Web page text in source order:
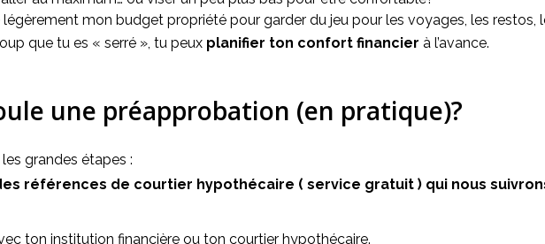
mon budget propriété pour garder du jeu pour les voyages, les restos,
que tu es « serré », tu peux planifier ton confort financier à l’avance.
une préapprobation (en pratique)?
grandes étapes :
références de courtier hypothécaire ( service gratuit ) qui nous
ton institution financière ou ton courtier hypothécaire.